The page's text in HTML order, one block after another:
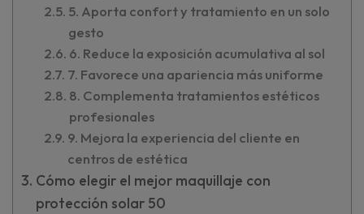
5. Aporta confort y tratamiento en un solo
gesto
6. Reduce la exposición acumulativa al sol
7. Favorece una apariencia más uniforme
8. Complementa tratamientos estéticos
profesionales
9. Mejora la experiencia del cliente en
centros de estética
Cómo elegir el mejor maquillaje con
protección solar 50